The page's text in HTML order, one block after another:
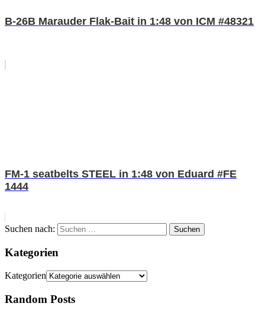
B-26B Marauder Flak-Bait in 1:48 von ICM #48321
FM-1 seatbelts STEEL in 1:48 von Eduard #FE
1444
Suchen nach: Suchen
Kategorien
Kategorien
Random Posts